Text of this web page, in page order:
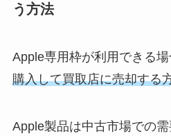
う方法
Apple専用枠が利用できる場
購入して買取店に売却する
Apple製品は中古市場での